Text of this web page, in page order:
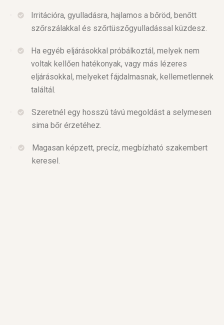
Irritációra, gyulladásra, hajlamos a bőröd, benőtt
szőrszálakkal és szőrtüszőgyulladással küzdesz.
Ha egyéb eljárásokkal próbálkoztál, melyek nem
voltak kellően hatékonyak, vagy más lézeres
eljárásokkal, melyeket fájdalmasnak, kellemetlennek
találtál.
Szeretnél egy hosszú távú megoldást a selymesen
sima bőr érzetéhez.
Magasan képzett, precíz, megbízható szakembert
keresel.